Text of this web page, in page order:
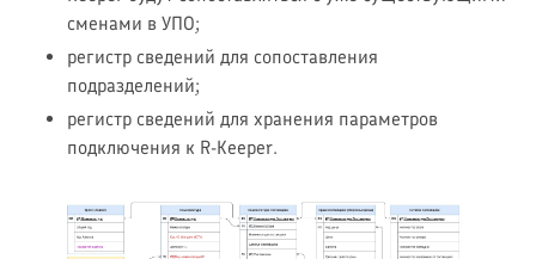
сменами в УПО;
регистр сведений для сопоставления
подразделений;
регистр сведений для хранения параметров
подключения к R-Keeper.